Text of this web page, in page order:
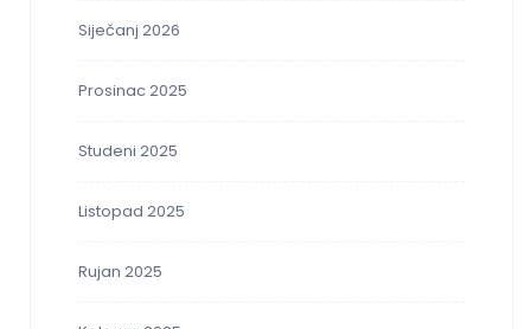
Siječanj 2026
Prosinac 2025
Studeni 2025
Listopad 2025
Rujan 2025